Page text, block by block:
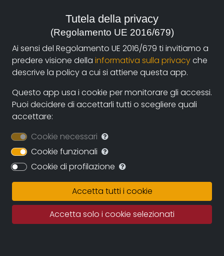
2001, Italia
Genre:
Biography,Entertainment and Music
filmago@filmago.com(autore),
filmago@filmago.com(produzione),
filmago@filmago.com(distribuzione)
Synopsis
The life, the places, the feelings, the works of the
Tutela della privacy
(Regolamento UE 2016/679)
Ai sensi del Regolamento UE 2016/679 ti invitiamo a
predere visione della informativa sulla privacyche
descrive la policy a cui si attiene questa app.
Questo app usa i cookie per monitorare gli accessi.
Puoi decidere di accettarli tutti o scegliere quali
accettare:
Cookie necessari
Cookie funzionali
Cookie di profilazione
Accetta tutti i cookie
Accetta solo i cookie selezionati